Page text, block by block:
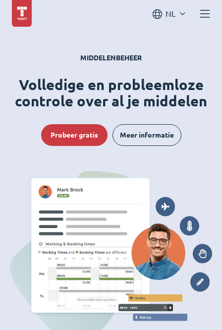
NL
MIDDELENBEHEER
Volledige en probleemloze
controle over al je middelen
Probeer gratis Meer informatie